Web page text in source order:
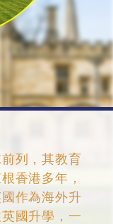
列，其教育
香港多年，
作為海外升
國升學，一